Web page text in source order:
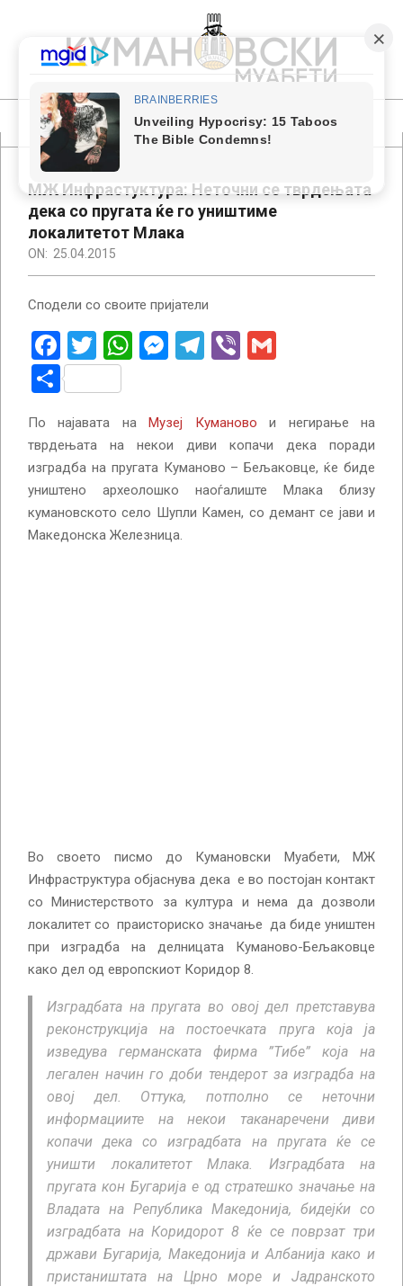
content
КУМАНОВСКИ
МУАБЕТИ
Primary
Navigation
MenuМЖ Инфрастуктура: Неточни се тврдењата
дека со пругата ќе го уништиме
локалитетот Млака
ON: 25.04.2015
Сподели со своите пријатели
Facebook
Twitter
WhatsApp
Messenger
Telegram
Viber
Share
По најавата наМузеј Куманово и негирање на
тврдењата на некои диви копачи дека поради
изградба на пругата Куманово – Бељаковце, ќе биде
уништено археолошко наоѓалиште Млака близу
кумановското село Шупли Камен, со демант се јави и
Македонска Железница.
Во своето писмо до Кумановски Муабети, МЖ
Инфраструктура објаснува дека е во постојан контакт
со Министерството за култура и нема да дозволи
локалитет со праисториско значање да биде уништен
при изградба на делницата Куманово-Бељаковце
како дел од европскиот Коридор 8.
Изградбата на пругата во овој дел претставува
реконструкција на постоечката пруга која ја
изведува германската фирма ”Tибе” која на
легален начин го доби тендерот за изградба на
овој дел. Оттука, потполно се неточни
информациите на некои таканаречени диви
копачи дека со изградбата на пругата ќе се
уништи локалитетот Млака. Изградбата на
пругата кон Бугарија е од стратешко значање на
Владата на Република Македонија, бидејќи со
изградбата на Коридорот 8 ќе се поврзат три
држави Бугарија, Македонија и Албанија како и
пристаништата на Црно море и Јадранското